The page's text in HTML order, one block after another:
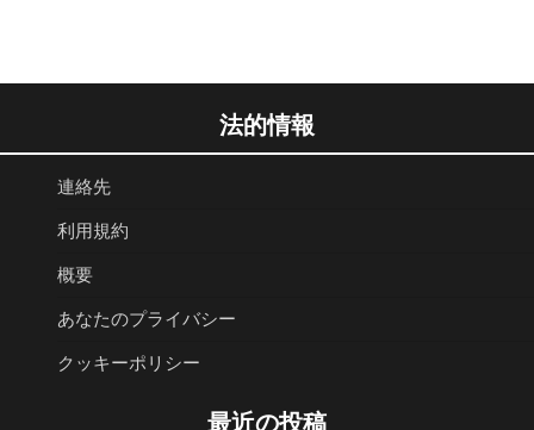
法的情報
連絡先
利用規約
概要
あなたのプライバシー
クッキーポリシー
最近の投稿